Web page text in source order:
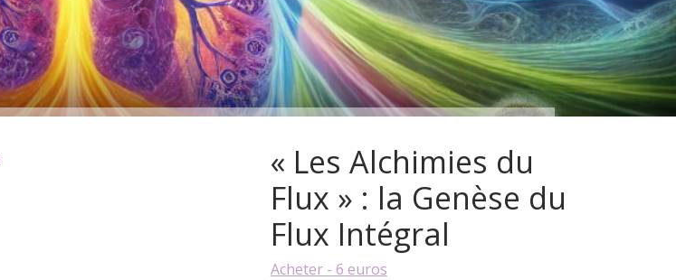
« Les Alchimies du
Flux » : la Genèse du
Flux Intégral
Acheter - 6 euros